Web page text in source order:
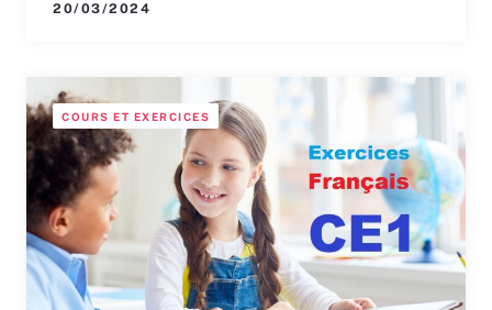
20/03/2024
COURS ET EXERCICES